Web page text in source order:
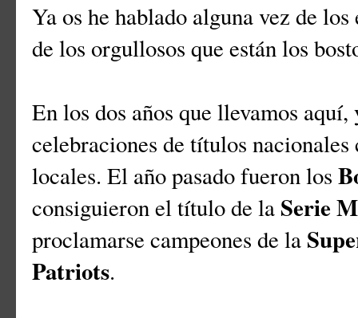
Ya os he hablado alguna vez de
de los orgullosos que están los
En los dos años que llevamos
celebraciones de títulos
locales. El año pasado fueron los
consiguieron el título de la Serie
proclamarse campeones de la
Patriots.